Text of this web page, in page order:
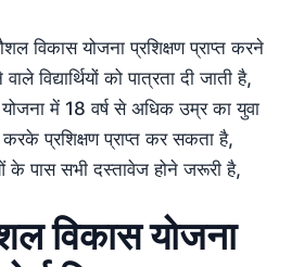
विकास योजना प्रशिक्षण प्राप्त करने
विद्यार्थियों को पात्रता दी जाती है,
में 18 वर्ष से अधिक उम्र का युवा
प्रशिक्षण प्राप्त कर सकता है,
के पास सभी दस्तावेज होने जरूरी है,
विकास योजना